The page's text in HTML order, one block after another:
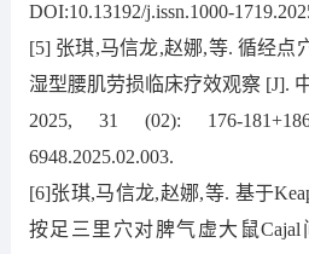
DOI:10.13192/j.issn.1000-
[5] 张琪,马信龙,赵娜,等. 循经点
湿型腰肌劳损临床疗效观察 [J].
2025, 31 (02): 176-
6948.2025.02.003.
[6]张琪,马信龙,赵娜,等. 基于
按足三里穴对脾气虚大鼠